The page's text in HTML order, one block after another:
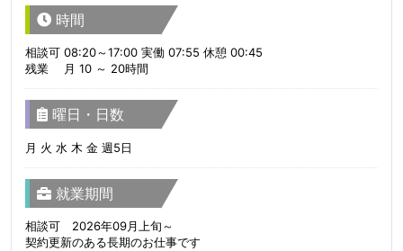
時間
相談可 08:20～17:00 実働 07:55 休憩 00:45
残業 月 10 ～ 20時間
曜日・日数
月 火 水 木 金 週5日
就業期間
相談可 2026年09月上旬～
契約更新のある長期のお仕事です